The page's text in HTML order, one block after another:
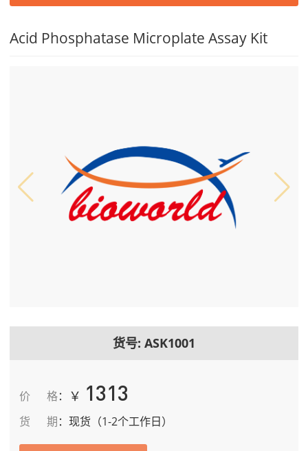
Acid Phosphatase Microplate Assay Kit
货号: ASK1001
价格： ￥ 1313
货期： 现货（1-2个工作日）